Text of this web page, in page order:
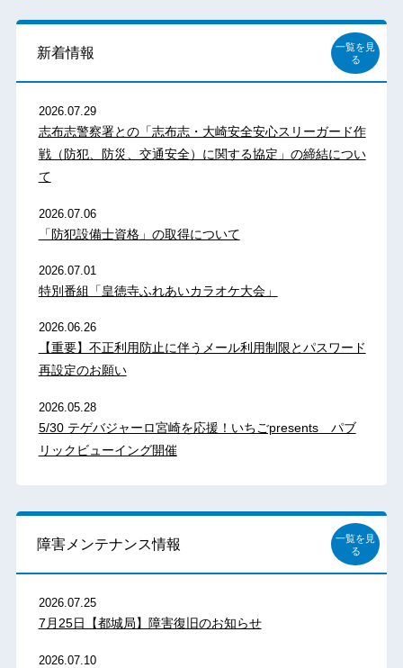
新着情報
一覧を見
る
2026.07.29
志布志警察署との「志布志・大崎安全安心スリーガード作
戦（防犯、防災、交通安全）に関する協定」の締結につい
て
2026.07.06
「防犯設備士資格」の取得について
2026.07.01
特別番組「皇徳寺ふれあいカラオケ大会」
2026.06.26
【重要】不正利用防止に伴うメール利用制限とパスワード
再設定のお願い
2026.05.28
5/30 テゲバジャーロ宮崎を応援！いちごpresents パブ
リックビューイング開催
障害メンテナンス情報
一覧を見
る
2026.07.25
7月25日【都城局】障害復旧のお知らせ
2026.07.10